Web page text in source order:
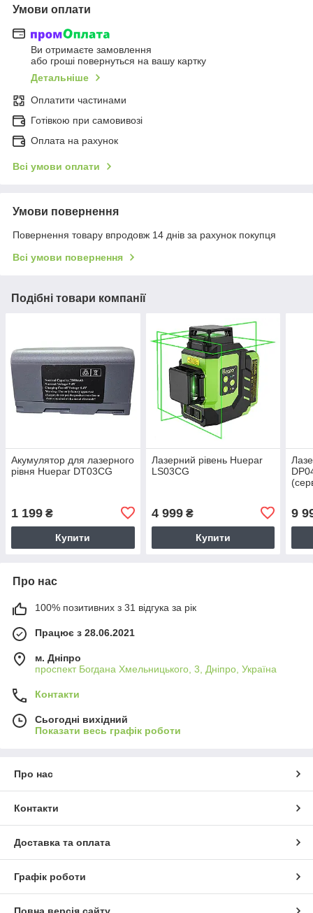
Умови оплати
Ви отримаєте замовлення
або гроші повернуться на вашу картку
Детальніше
Оплатити частинами
Готівкою при самовивозі
Оплата на рахунок
Всі умови оплати
Умови повернення
Повернення товару впродовж 14 днів за рахунок покупця
Всі умови повернення
Подібні товари компанії
Акумулятор для лазерного
рівня Huepar DT03CG
1 199 ₴
Купити
Лазерний рівень Huepar
LS03CG
4 999₴
Купити
9
Про нас
100% позитивних з 31 відгука за рік
Працює з 28.06.2021
м. Дніпро
проспект Богдана Хмельницького, 3, Дніпро, Україна
Контакти
Сьогодні вихідний
Показати весь графік роботи
Про нас
Контакти
Доставка та оплата
Графік роботи